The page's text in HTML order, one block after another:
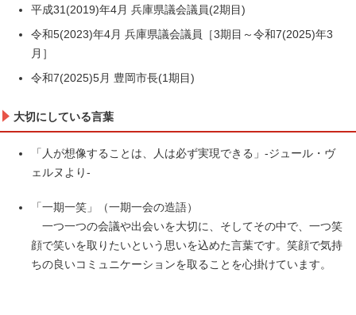
平成31(2019)年4月 兵庫県議会議員(2期目)
令和5(2023)年4月 兵庫県議会議員［3期目～令和7(2025)年3
月］
令和7(2025)5月 豊岡市長(1期目)
大切にしている言葉
「人が想像することは、人は必ず実現できる」-ジュール・ヴ
ェルヌより-
「一期一笑」（一期一会の造語）
一つ一つの会議や出会いを大切に、そしてその中で、一つ笑
顔で笑いを取りたいという思いを込めた言葉です。笑顔で気持
ちの良いコミュニケーションを取ることを心掛けています。